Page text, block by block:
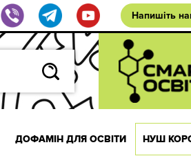
Напишіть
ДОФАМІН ДЛЯ ОСВІТИ НУШ